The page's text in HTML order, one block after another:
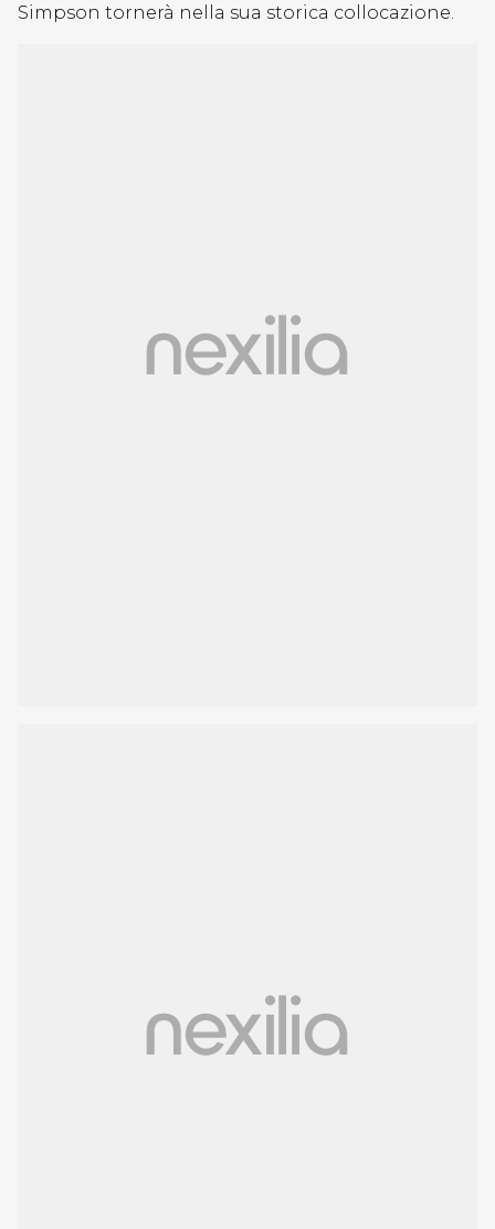
Simpson tornerà nella sua storica collocazione.